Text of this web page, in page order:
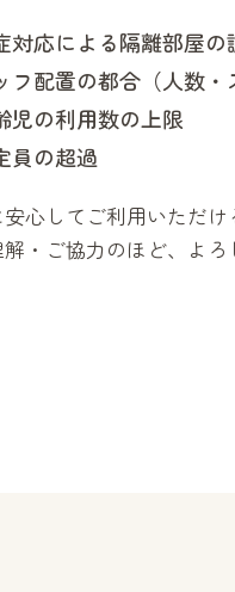
対応による隔離部屋の
フ配置の都合（人数・
児の利用数の上限
員の超過
心してご利用いただけ
・ご協力のほど、よろ